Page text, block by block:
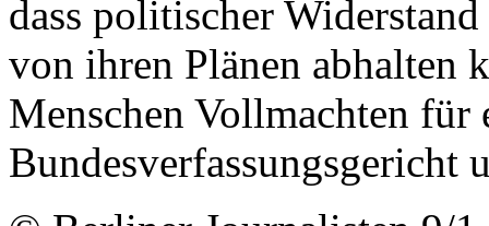
dass politischer
von ihren Plänen abhalten
Menschen Vollmachten für
Bundesverfassungsgericht